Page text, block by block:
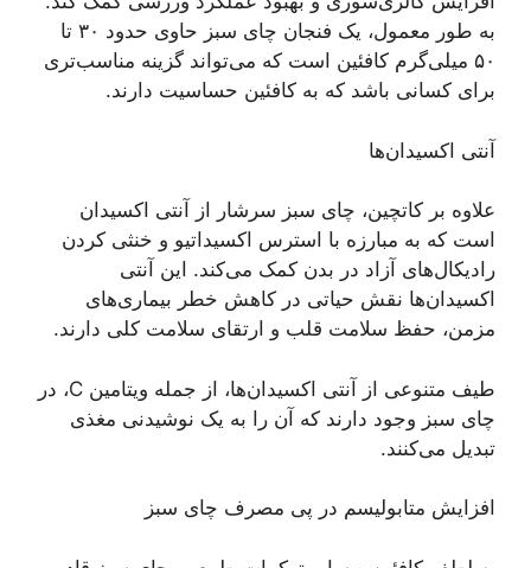
به طور معمول، یک فنجان چای سبز حاوی حدود ۳۰ تا
۵۰ میلی‌گرم کافئین است که می‌تواند گزینه مناسب‌تری
برای کسانی باشد که به کافئین حساسیت دارند.
آنتی اکسیدان‌ها
علاوه بر کاتچین، چای سبز سرشار از آنتی اکسیدان
است که به مبارزه با استرس اکسیداتیو و خنثی کردن
رادیکال‌های آزاد در بدن کمک می‌کند. این آنتی
اکسیدان‌ها نقش حیاتی در کاهش خطر بیماری‌های
مزمن، حفظ سلامت قلب و ارتقای سلامت کلی دارند.
طیف متنوعی از آنتی اکسیدان‌ها، از جمله ویتامین C، در
چای سبز وجود دارند که آن را به یک نوشیدنی مغذی
تبدیل می‌کنند.
افزایش متابولیسم در پی مصرف چای سبز